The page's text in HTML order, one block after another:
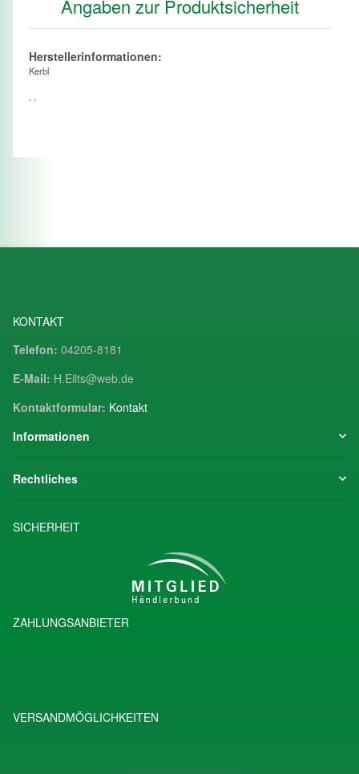
Angaben zur Produktsicherheit
Herstellerinformationen:
Kerbl
, ,
KONTAKT
Telefon: 04205-8181
E-Mail: H.Eilts@web.de
Kontaktformular: Kontakt
Informationen
Rechtliches
SICHERHEIT
ZAHLUNGSANBIETER
VERSANDMÖGLICHKEITEN